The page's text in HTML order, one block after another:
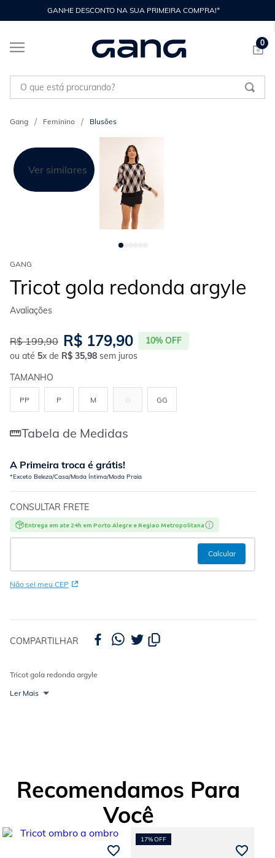
GANHE DESCONTO NA SUA PRIMEIRA COMPRA!*
0
O que está procurando?
Feminino Blusões
Ver similares
GANG
Tricot gola redonda argyle
R$ 199,90 R$ 179,90 10% OFF
ou até 5x de R$ 35,98 sem juros
TAMANHO
PP P M G GG
Tabela de Medidas
A Primeira troca é grátis!
*Exceto Beleza/Casa/Moda Íntima/Moda Praia
CONSULTAR FRETE
Entrega em ate 24h em Porto Alegre e Regiao Metropolitana
Não sei meu CEP
COMPARTILHAR
Tricot gola redonda argyle
Ler Mais
Recomendamos Para
Você
17%OFF